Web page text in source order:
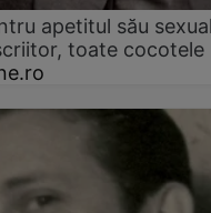
apetitul său
toate cocotele